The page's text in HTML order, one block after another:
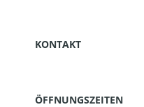
KONTAKT
ÖFFNUNGSZEITEN